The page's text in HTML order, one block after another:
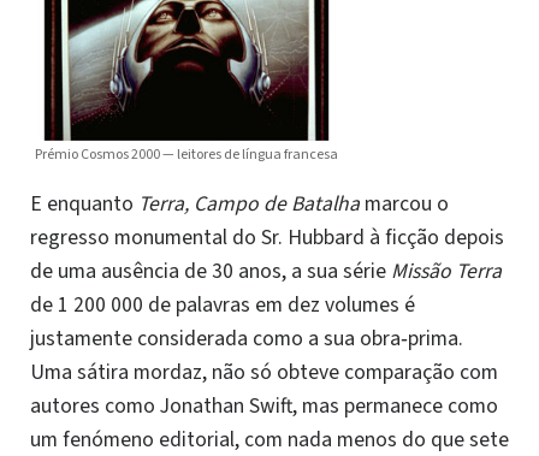
Prémio Cosmos 2000 — leitores de língua francesa
E enquanto Terra, Campo de Batalha marcou o
regresso monumental do Sr. Hubbard à ficção depois
de uma ausência de 30 anos, a sua série Missão Terra
de 1 200 000 de palavras em dez volumes é
justamente considerada como a sua obra‑prima.
Uma sátira mordaz, não só obteve comparação com
autores como Jonathan Swift, mas permanece como
um fenómeno editorial, com nada menos do que sete